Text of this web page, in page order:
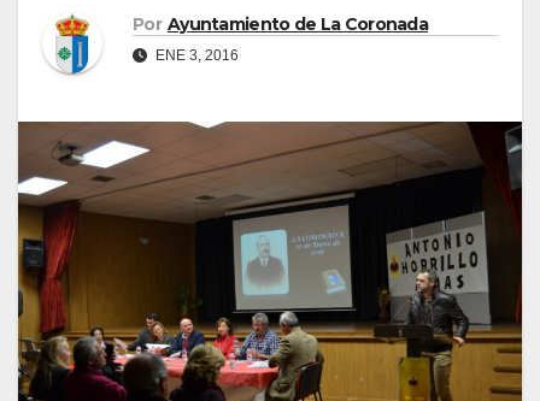
Por Ayuntamiento de La Coronada
ENE 3, 2016